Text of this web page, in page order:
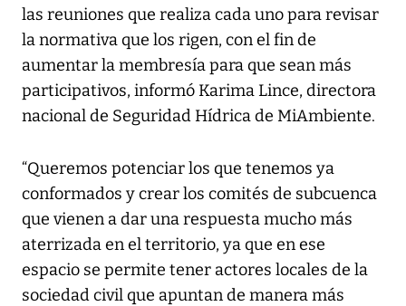
las reuniones que realiza cada uno para revisar
la normativa que los rigen, con el fin de
aumentar la membresía para que sean más
participativos, informó Karima Lince, directora
nacional de Seguridad Hídrica de MiAmbiente.
“Queremos potenciar los que tenemos ya
conformados y crear los comités de subcuenca
que vienen a dar una respuesta mucho más
aterrizada en el territorio, ya que en ese
espacio se permite tener actores locales de la
sociedad civil que apuntan de manera más